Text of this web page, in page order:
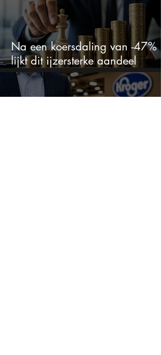
Na een koersdaling van -47%
lijkt dit ijzersterke aandeel
aantrekkelijker dan ooit